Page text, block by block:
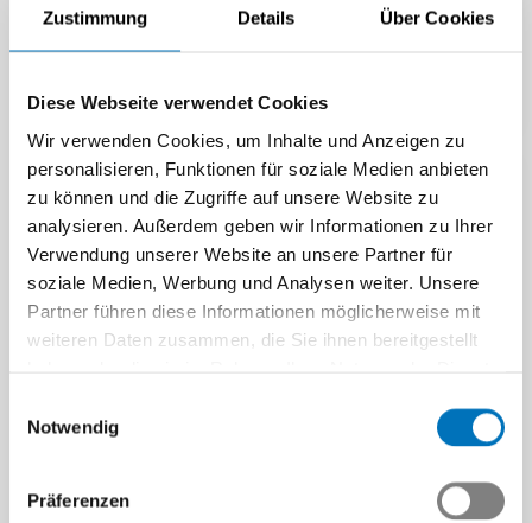
Zustimmung Details Über Cookies
Diese Webseite verwendet Cookies
Wir verwenden Cookies, um Inhalte und Anzeigen zu
personalisieren, Funktionen für soziale Medien anbieten
zu können und die Zugriffe auf unsere Website zu
analysieren. Außerdem geben wir Informationen zu Ihrer
Verwendung unserer Website an unsere Partner für
soziale Medien, Werbung und Analysen weiter. Unsere
Partner führen diese Informationen möglicherweise mit
weiteren Daten zusammen, die Sie ihnen bereitgestellt
Notwendig
Präferenzen
02.09.2025
FUTUREMEM macht sie fit für
TecTalk | 12.06.2025
Berufsathleten testen
ihren Formstand in der
Die Berufs-Athleten der Tech-
Berufsathleten testen